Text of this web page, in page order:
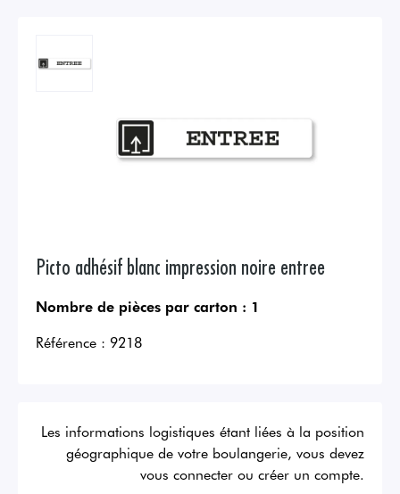
Picto adhésif blanc impression noire entree
Nombre de pièces par carton : 1
Référence : 9218
Les informations logistiques étant liées à la position
géographique de votre boulangerie, vous devez
vous connecter ou créer un compte.